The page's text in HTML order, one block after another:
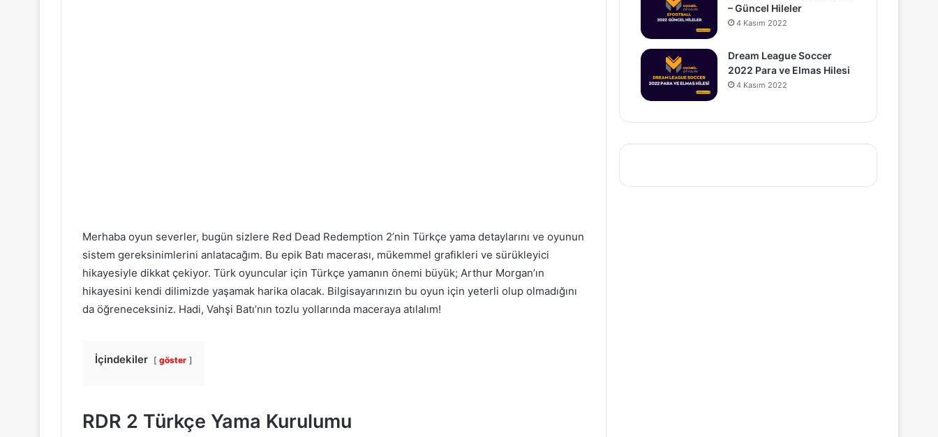
Merhaba oyun severler, bugün sizlere Red Dead Redemption 2’nin Türkçe yama detaylarını ve oyunun
sistem gereksinimlerini anlatacağım. Bu epik Batı macerası, mükemmel grafikleri ve sürükleyici
hikayesiyle dikkat çekiyor. Türk oyuncular için Türkçe yamanın önemi büyük; Arthur Morgan’ın
hikayesini kendi dilimizde yaşamak harika olacak. Bilgisayarınızın bu oyun için yeterli olup olmadığını
da öğreneceksiniz. Hadi, Vahşi Batı’nın tozlu yollarında maceraya atılalım!
İçindekiler göster
RDR 2 Türkçe Yama Kurulumu
– Güncel Hileler
4 Kasım 2022
Dream League Soccer
2022 Para ve Elmas Hilesi
4 Kasım 2022